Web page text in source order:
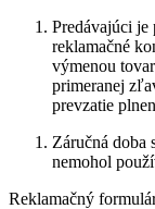
Predávajúci
reklamačné
výmenou
primeranej
prevzatie
Záručná doba
nemohol
Reklamačný